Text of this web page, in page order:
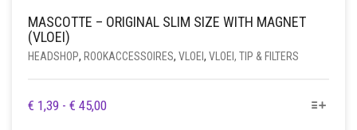
MASCOTTE – ORIGINAL SLIM SIZE WITH MAGNET
(VLOEI)
HEADSHOP, ROOKACCESSOIRES, VLOEI , VLOEI, TIP & FILTERS
€ 1,39 - € 45,00PRIJSKLASSE:
DIT